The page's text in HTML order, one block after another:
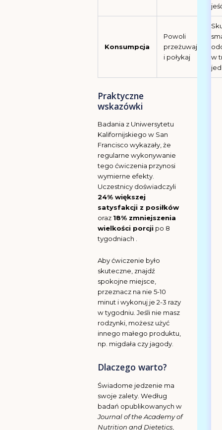
Konsumpcja
Powoli
przeżuwaj
i połykaj
w
Praktyczne
wskazówki
Badania z Uniwersytetu
Kalifornijskiego w San
Francisco wykazały, że
regularne wykonywanie
tego ćwiczenia przynosi
wymierne efekty.
Uczestnicy doświadczyli
24% większej
satysfakcji z posiłków
oraz 18% zmniejszenia
wielkości porcji po 8
tygodniach .
Aby ćwiczenie było
skuteczne, znajdź
spokojne miejsce,
przeznacz na nie 5-10
minut i wykonuj je 2-3 razy
w tygodniu. Jeśli nie masz
rodzynki, możesz użyć
innego małego produktu,
np. migdała czy jagody.
Dlaczego warto?
Świadome jedzenie ma
swoje zalety. Według
badań opublikowanych w
Journal of the Academy of
Nutrition and Dietetics